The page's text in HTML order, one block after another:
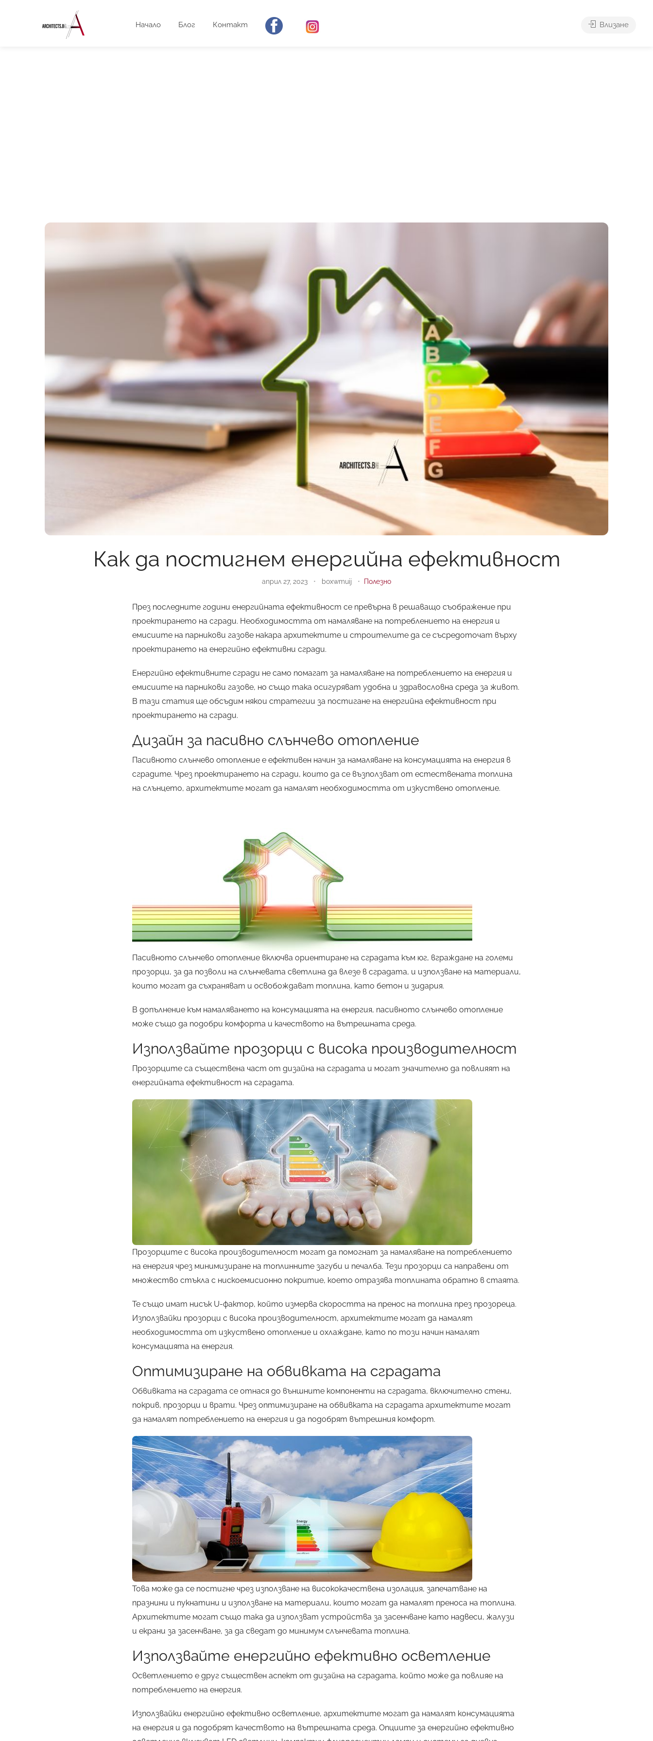
Начало Блог Контакт Влизане
Как да постигнем енергийна ефективност
април 27, 2023 • boxwmuij • Полезно
През последните години енергийната ефективност се превърна в решаващо съображение при
проектирането на сгради. Необходимостта от намаляване на потреблението на енергия и
емисиите на парникови газове накара архитектите и строителите да се съсредоточат върху
проектирането на енергийно ефективни сгради.
Енергийно ефективните сгради не само помагат за намаляване на потреблението на енергия и
емисиите на парникови газове, но също така осигуряват удобна и здравословна среда за живот.
В тази статия ще обсъдим някои стратегии за постигане на енергийна ефективност при
проектирането на сгради.
Дизайн за пасивно слънчево отопление
Пасивното слънчево отопление е ефективен начин за намаляване на консумацията на енергия в
сградите. Чрез проектирането на сгради, които да се възползват от естествената топлина
на слънцето, архитектите могат да намалят необходимостта от изкуствено отопление.
Пасивното слънчево отопление включва ориентиране на сградата към юг, вграждане на големи
прозорци, за да позволи на слънчевата светлина да влезе в сградата, и използване на материали,
които могат да съхраняват и освобождават топлина, като бетон и зидария.
В допълнение към намаляването на консумацията на енергия, пасивното слънчево отопление
може също да подобри комфорта и качеството на вътрешната среда.
Използвайте прозорци с висока производителност
Прозорците са съществена част от дизайна на сградата и могат значително да повлияят на
енергийната ефективност на сградата.
Прозорците с висока производителност могат да помогнат за намаляване на потреблението
на енергия чрез минимизиране на топлинните загуби и печалба. Тези прозорци са направени от
множество стъкла с нискоемисионно покритие, което отразява топлината обратно в стаята.
Те също имат нисък U-фактор, който измерва скоростта на пренос на топлина през прозореца.
Използвайки прозорци с висока производителност, архитектите могат да намалят
необходимостта от изкуствено отопление и охлаждане, като по този начин намалят
консумацията на енергия.
Оптимизиране на обвивката на сградата
Обвивката на сградата се отнася до външните компоненти на сградата, включително стени,
покрив, прозорци и врати. Чрез оптимизиране на обвивката на сградата архитектите могат
да намалят потреблението на енергия и да подобрят вътрешния комфорт.
Това може да се постигне чрез използване на висококачествена изолация, запечатване на
празнини и пукнатини и използване на материали, които могат да намалят преноса на топлина.
Архитектите могат също така да използват устройства за засенчване като надвеси, жалузи
и екрани за засенчване, за да сведат до минимум слънчевата топлина.
Използвайте енергийно ефективно осветление
Осветлението е друг съществен аспект от дизайна на сградата, който може да повлияе на
потреблението на енергия.
Използвайки енергийно ефективно осветление, архитектите могат да намалят консумацията
на енергия и да подобрят качеството на вътрешната среда. Опциите за енергийно ефективно